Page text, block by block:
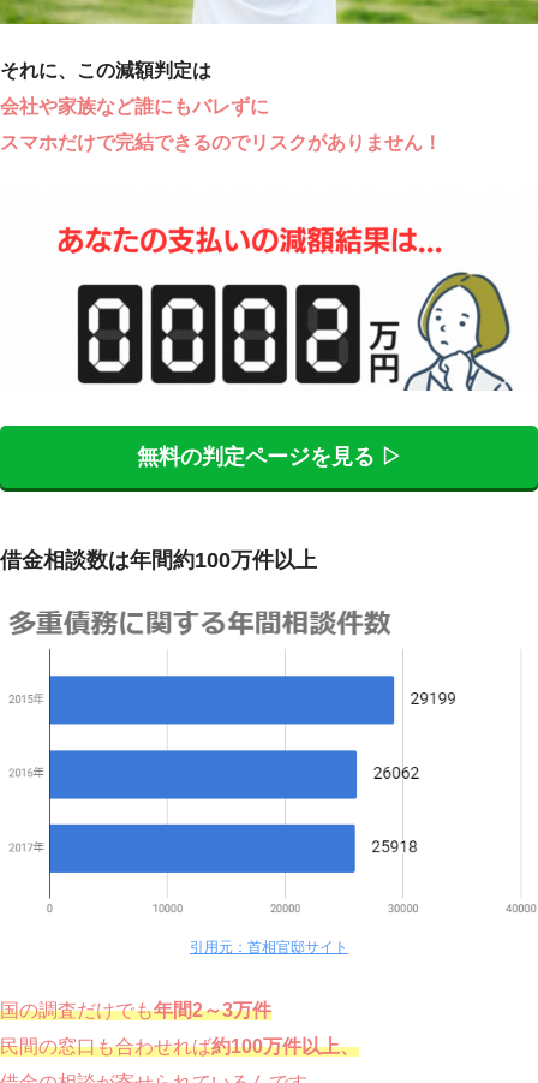
それに、この減額判定は
会社や家族など誰にもバレずに
スマホだけで完結できるのでリスクがありません！
無料の判定ページを見る ▷
借金相談数は年間約100万件以上
引用元：首相官邸サイト
国の調査だけでも年間2～3万件
民間の窓口も合わせれば約100万件以上、